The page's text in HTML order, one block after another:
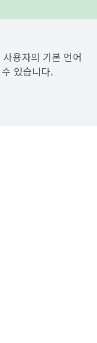
용자의 기본 언어
있습니다.